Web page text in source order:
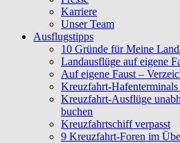
Karriere
Unser Team
Ausflugstipps
10 Gründe für Meine
Landausflüge auf eigene
Auf eigene Faust –
Kreuzfahrt-
Kreuzfahrt-Ausflüge
buchen
Kreuzfahrtschiff verpasst
9 Kreuzfahrt-Foren im